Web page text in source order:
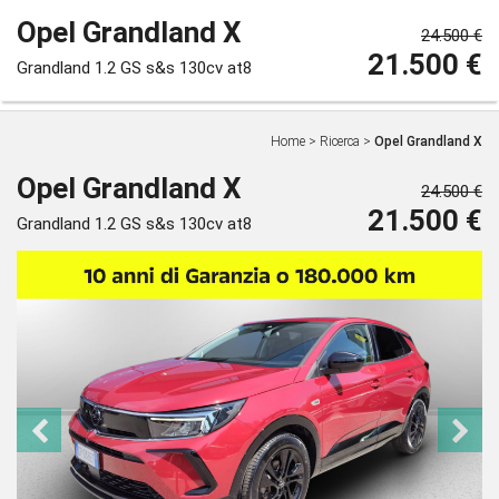
Home > Ricerca > Opel Grandland X
Opel Grandland X
Grandland 1.2 GS s&s 130cv at8
24.500 €
21.500 €
Opel Grandland X
Grandland 1.2 GS s&s 130cv at8
24.500 €
21.500 €